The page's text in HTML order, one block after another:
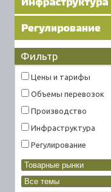
Фильтр
Цены и тарифы
Объемы перевозок
Производство
Инфраструктура
Регулирование